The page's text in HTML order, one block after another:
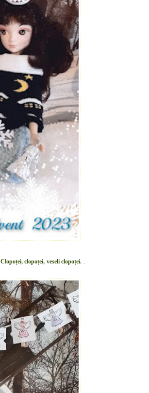
Clopoței, clopoței, veseli clopoței. .